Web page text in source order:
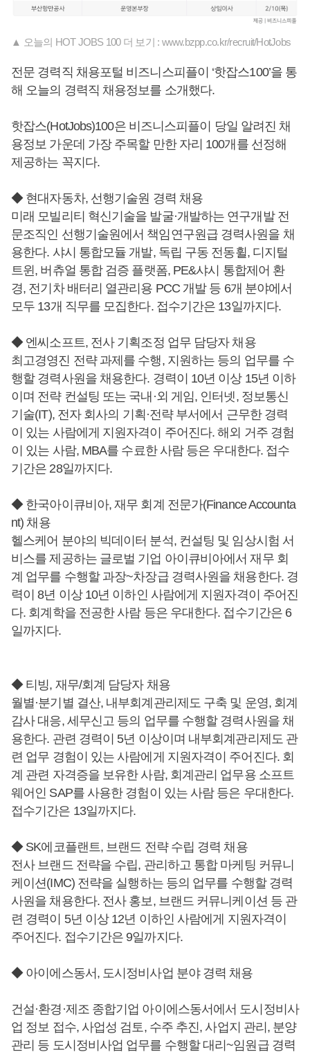
▲ 오늘의 HOT JOBS 100 더 보기 : www.bzpp.co.kr/recruit/HotJobs
전문 경력직 채용포털 비즈니스피플이 ‘핫잡스100’을 통
해 오늘의 경력직 채용정보를 소개했다.
핫잡스(HotJobs)100은 비즈니스피플이 당일 알려진 채
용정보 가운데 가장 주목할 만한 자리 100개를 선정해
제공하는 꼭지다.
◆ 현대자동차, 선행기술원 경력 채용
미래 모빌리티 혁신기술을 발굴·개발하는 연구개발 전
문조직인 선행기술원에서 책임연구원급 경력사원을 채
용한다. 샤시 통합모듈 개발, 독립 구동 전동휠, 디지털
트윈, 버츄얼 통합 검증 플랫폼, PE&샤시 통합제어 환
경, 전기차 배터리 열관리용 PCC 개발 등 6개 분야에서
모두 13개 직무를 모집한다. 접수기간은 13일까지다.
◆ 엔씨소프트, 전사 기획조정 업무 담당자 채용
최고경영진 전략 과제를 수행, 지원하는 등의 업무를 수
행할 경력사원을 채용한다. 경력이 10년 이상 15년 이하
이며 전략 컨설팅 또는 국내·외 게임, 인터넷, 정보통신
기술(IT), 전자 회사의 기획·전략 부서에서 근무한 경력
이 있는 사람에게 지원자격이 주어진다. 해외 거주 경험
이 있는 사람, MBA를 수료한 사람 등은 우대한다. 접수
기간은 28일까지다.
◆ 한국아이큐비아, 재무 회계 전문가(Finance Accounta
nt) 채용
헬스케어 분야의 빅데이터 분석, 컨설팅 및 임상시험 서
비스를 제공하는 글로벌 기업 아이큐비아에서 재무 회
계 업무를 수행할 과장~차장급 경력사원을 채용한다. 경
력이 8년 이상 10년 이하인 사람에게 지원자격이 주어진
다. 회계학을 전공한 사람 등은 우대한다. 접수기간은 6
일까지다.
◆ 티빙, 재무/회계 담당자 채용
월별·분기별 결산, 내부회계관리제도 구축 및 운영, 회계
감사 대응, 세무신고 등의 업무를 수행할 경력사원을 채
용한다. 관련 경력이 5년 이상이며 내부회계관리제도 관
련 업무 경험이 있는 사람에게 지원자격이 주어진다. 회
계 관련 자격증을 보유한 사람, 회계관리 업무용 소프트
웨어인 SAP를 사용한 경험이 있는 사람 등은 우대한다.
접수기간은 13일까지다.
◆ SK에코플랜트, 브랜드 전략 수립 경력 채용
전사 브랜드 전략을 수립, 관리하고 통합 마케팅 커뮤니
케이션(IMC) 전략을 실행하는 등의 업무를 수행할 경력
사원을 채용한다. 전사 홍보, 브랜드 커뮤니케이션 등 관
련 경력이 5년 이상 12년 이하인 사람에게 지원자격이
주어진다. 접수기간은 9일까지다.
◆ 아이에스동서, 도시정비사업 분야 경력 채용
건설·환경·제조 종합기업 아이에스동서에서 도시정비사
업 정보 접수, 사업성 검토, 수주 추진, 사업지 관리, 분양
관리 등 도시정비사업 업무를 수행할 대리~임원급 경력